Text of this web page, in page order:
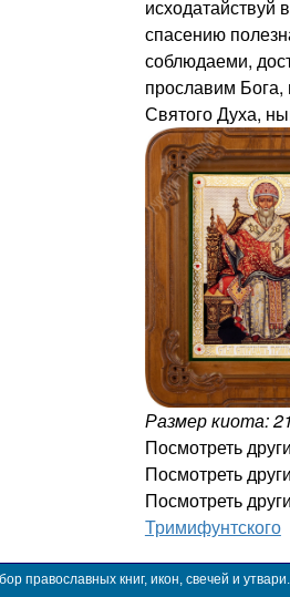
спасению
соблюдаеми,
прославим
Святого Духа,
Размер киота:
Посмотреть
Посмотреть
Посмотреть
Тримифунтского
православных книг, икон, свечей и утвари.